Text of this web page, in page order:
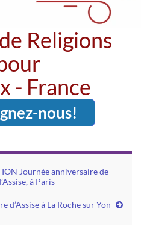
Religions
- France
nous!
Journée anniversaire de
à Paris
d’Assise à La Roche sur Yon